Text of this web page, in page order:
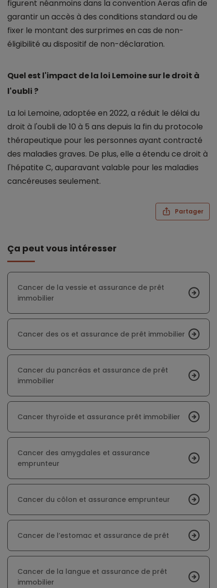
figurent néanmoins dans la convention Aeras afin de
garantir un accès à des conditions standard ou de
fixer le montant des surprimes en cas de non-
éligibilité au dispositif de non-déclaration.
Quel est l'impact de la loi Lemoine sur le droit à
l'oubli ?
La loi Lemoine, adoptée en 2022, a réduit le délai du
droit à l'oubli de 10 à 5 ans depuis la fin du protocole
thérapeutique pour les personnes ayant contracté
des maladies graves. De plus, elle a étendu ce droit à
l'hépatite C, auparavant valable pour les maladies
cancéreuses seulement.
Partager
Ça peut vous intéresser
Cancer de la vessie et assurance de prêt
immobilier
Cancer des os et assurance de prêt immobilier
Cancer du pancréas et assurance de prêt
immobilier
Cancer thyroïde et assurance prêt immobilier
Cancer des amygdales et assurance
emprunteur
Cancer du côlon et assurance emprunteur
Cancer de l’estomac et assurance de prêt
Cancer de la langue et assurance de prêt
immobilier